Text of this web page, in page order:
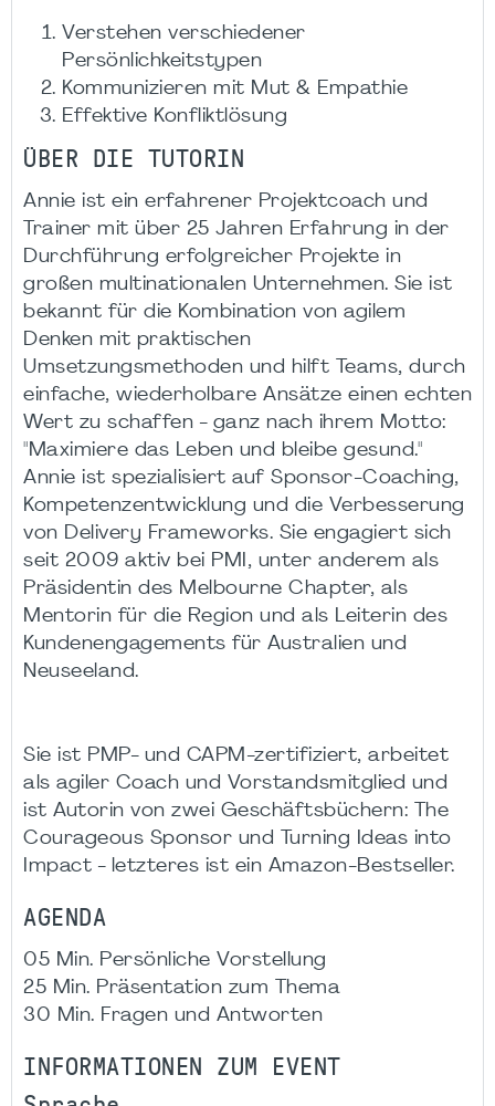
Verstehen verschiedener
Persönlichkeitstypen
Kommunizieren mit Mut & Empathie
Effektive Konfliktlösung
ÜBER DIE TUTORIN
Annie ist ein erfahrener Projektcoach und
Trainer mit über 25 Jahren Erfahrung in der
Durchführung erfolgreicher Projekte in
großen multinationalen Unternehmen. Sie ist
bekannt für die Kombination von agilem
Denken mit praktischen
Umsetzungsmethoden und hilft Teams, durch
einfache, wiederholbare Ansätze einen echten
Wert zu schaffen - ganz nach ihrem Motto:
"Maximiere das Leben und bleibe gesund."
Annie ist spezialisiert auf Sponsor-Coaching,
Kompetenzentwicklung und die Verbesserung
von Delivery Frameworks. Sie engagiert sich
seit 2009 aktiv bei PMI, unter anderem als
Präsidentin des Melbourne Chapter, als
Mentorin für die Region und als Leiterin des
Kundenengagements für Australien und
Neuseeland.
Sie ist PMP- und CAPM-zertifiziert, arbeitet
als agiler Coach und Vorstandsmitglied und
ist Autorin von zwei Geschäftsbüchern: The
Courageous Sponsor und Turning Ideas into
Impact - letzteres ist ein Amazon-Bestseller.
AGENDA
05 Min. Persönliche Vorstellung
25 Min. Präsentation zum Thema
30 Min. Fragen und Antworten
INFORMATIONEN ZUM EVENT